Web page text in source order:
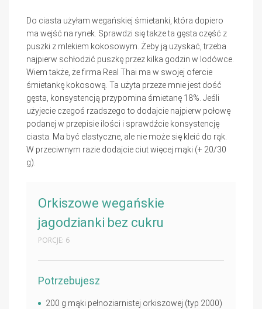
Do ciasta użyłam wegańskiej śmietanki, która dopiero
ma wejść na rynek. Sprawdzi się także ta gęsta część z
puszki z mlekiem kokosowym. Żeby ją uzyskać, trzeba
najpierw schłodzić puszkę przez kilka godzin w lodówce.
Wiem także, że firma Real Thai ma w swojej ofercie
śmietankę kokosową. Ta użyta przeze mnie jest dość
gęsta, konsystencją przypomina śmietanę 18%. Jeśli
użyjecie czegoś rzadszego to dodajcie najpierw połowę
podanej w przepisie ilości i sprawdźcie konsystencję
ciasta. Ma być elastyczne, ale nie może się kleić do rąk.
W przeciwnym razie dodajcie ciut więcej mąki (+ 20/30
g).
Orkiszowe wegańskie
jagodzianki bez cukru
PORCJE: 6
Potrzebujesz
200 g mąki pełnoziarnistej orkiszowej (typ 2000)